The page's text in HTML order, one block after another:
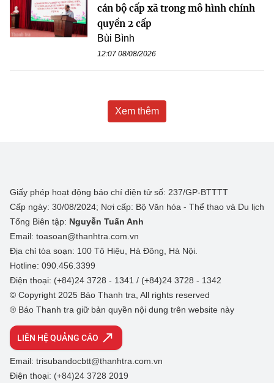
cán bộ cấp xã trong mô hình chính
quyền 2 cấp
Bùi Bình
12:07 08/08/2026
Xem thêm
Giấy phép hoạt động báo chí điện tử số: 237/GP-BTTTT
Cấp ngày: 30/08/2024; Nơi cấp: Bộ Văn hóa - Thể thao và Du lịch
Tổng Biên tập: Nguyễn Tuấn Anh
Email: toasoan@thanhtra.com.vn
Địa chỉ tòa soạn: 100 Tô Hiệu, Hà Đông, Hà Nội.
Hotline: 090.456.3399
Điện thoại: (+84)24 3728 - 1341 / (+84)24 3728 - 1342
© Copyright 2025 Báo Thanh tra, All rights reserved
® Báo Thanh tra giữ bản quyền nội dung trên website này
LIÊN HỆ QUẢNG CÁO
Email: trisubandocbtt@thanhtra.com.vn
Điện thoại: (+84)24 3728 2019